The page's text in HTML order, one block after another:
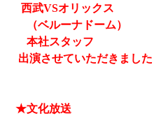
西武VSオリックス
（ベルーナドーム）
本社スタッフ
出演させていただきました
★文化放送